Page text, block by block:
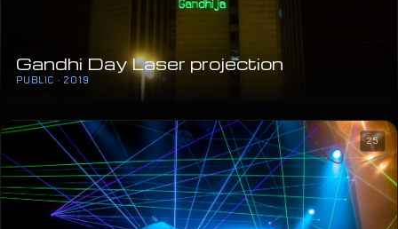
Gandhi Day Laser projection
PUBLIC · 2019
25